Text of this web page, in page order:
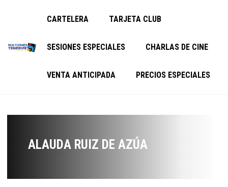
CARTELERA TARJETA CLUB
SESIONES ESPECIALES CHARLAS DE CINE
VENTA ANTICIPADA PRECIOS ESPECIALES
ALAUDA RUIZ DE AZÚA